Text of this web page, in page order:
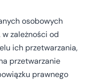
osobowych
zależności od
ich przetwarzania,
przetwarzanie
prawnego